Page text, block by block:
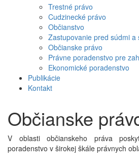
Trestné právo
Cudzinecké právo
Občianstvo
Zastupovanie pred súdmi
Občianske právo
Právne poradenstvo pre
Ekonomické poradenstvo
Publikácie
Kontakt
Občianske
V oblasti občianskeho práva
poradenstvo v širokej škále právnych